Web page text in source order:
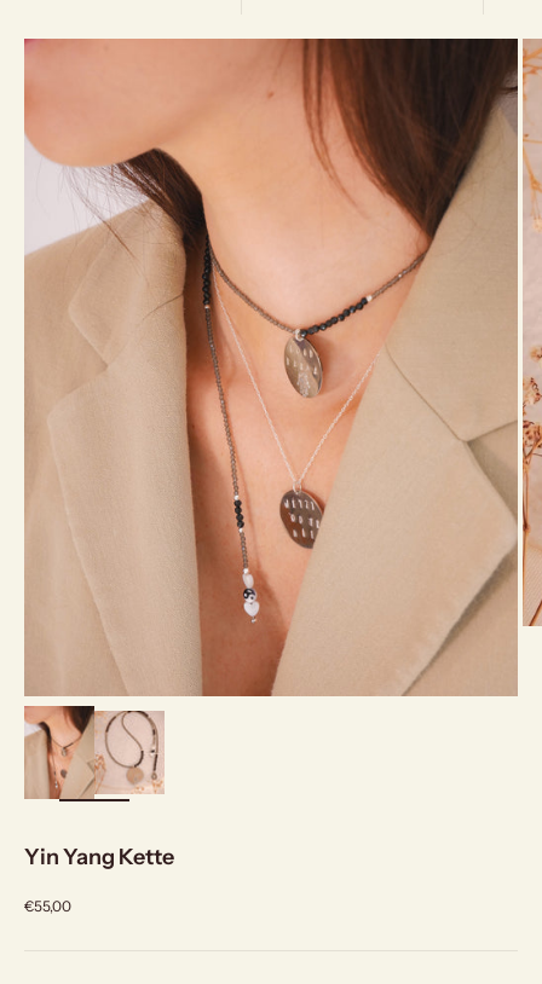
bild
vergrößern
Yin Yang Kette
Angebot
€55,00